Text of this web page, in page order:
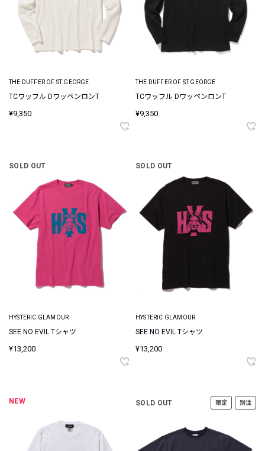
THE DUFFER OF ST.GEORGE
TCワッフル DワッペンロンT
¥9,350
THE DUFFER OF ST.GEORGE
TCワッフル DワッペンロンT
¥9,350
SOLD OUT
HYSTERIC GLAMOUR
SEE NO EVIL Tシャツ
¥13,200
SOLD OUT
HYSTERIC GLAMOUR
SEE NO EVIL Tシャツ
¥13,200
NEW SOLD OUT 限定 別注